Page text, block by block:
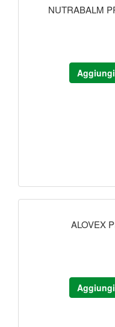
NUTRABALM
ALOVEX